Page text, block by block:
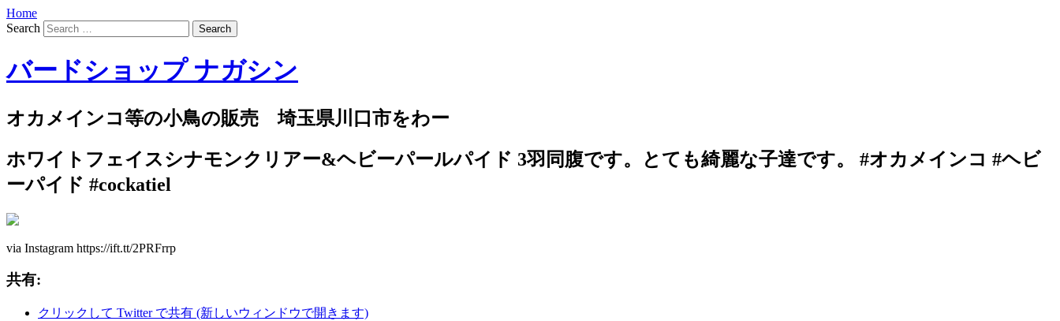
Home
Search
バードショップ ナガシン
オカメインコ等の小鳥の販売 埼玉県川口市をわー
ホワイトフェイスシナモンクリアー&ヘビーパールパイド 3羽同腹です。とても綺麗な子達です。 #オカメインコ #ヘビ
ーパイド #cockatiel
via Instagram https://ift.tt/2PRFrrp
共有:
クリックして Twitter で共有 (新しいウィンドウで開きます)